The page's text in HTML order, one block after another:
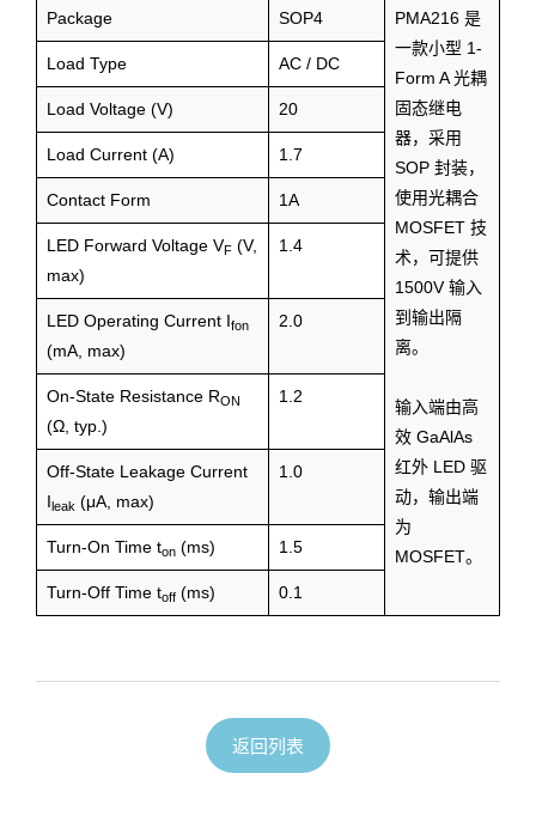
Package SOP4
PMA216 是
一款小型 1-
Form A 光耦
固态继电
器，采用
SOP 封装，
使用光耦合
MOSFET 技
术，可提供
1500V 输入
到输出隔
离。
输入端由高
效 GaAlAs
红外 LED 驱
动，输出端
为
MOSFET。
Load Type AC / DC
Load Voltage (V) 20
Load Current (A) 1.7
Contact Form 1A
LED Forward Voltage VF (V,
max)
1.4
LED Operating Current Ifon
(mA, max)
2.0
On-State Resistance RON
(Ω, typ.)
1.2
Off-State Leakage Current
Ileak (μA, max)
1.0
Turn-On Time ton (ms) 1.5
Turn-Off Time toff (ms) 0.1
返回列表